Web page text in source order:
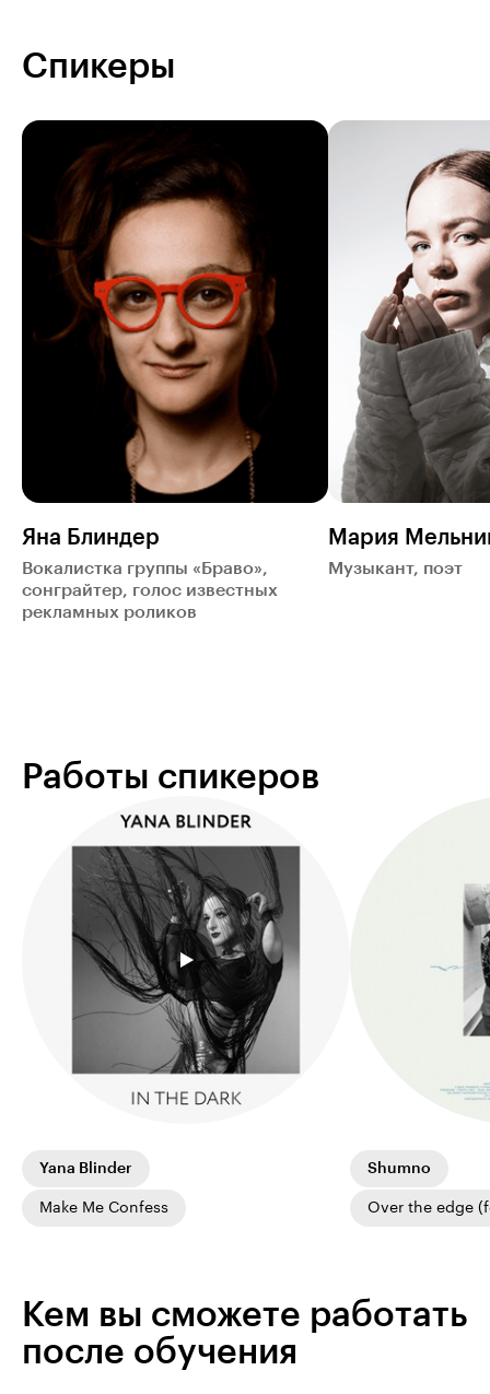
Спикеры
Яна Блиндер
Вокалистка группы «Браво»,
сонграйтер, голос известных
рекламных роликов
Мария
Музыкант, поэт
Работы спикеров
Yana Blinder
Make Me Confess
Shumno
Over the edge
Кем вы сможете работать
после обучения